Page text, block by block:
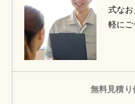
式な
軽にご
無料見積り